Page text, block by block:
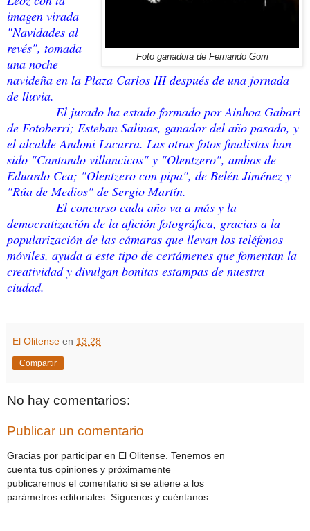
Foto ganadora de Fernando Gorri
imagen virada
"Navidades al
revés", tomada
una noche
navideña en la Plaza Carlos III después de una jornada
de lluvia.
El jurado ha estado formado por Ainhoa Gabari
de Fotoberri; Esteban Salinas, ganador del año pasado, y
el alcalde Andoni Lacarra. Las otras fotos finalistas han
sido "Cantando villancicos" y "Olentzero", ambas de
Eduardo Cea; "Olentzero con pipa", de Belén Jiménez y
"Rúa de Medios" de Sergio Martín.
El concurso cada año va a más y la
democratización de la afición fotográfica, gracias a la
popularización de las cámaras que llevan los teléfonos
móviles, ayuda a este tipo de certámenes que fomentan la
creatividad y divulgan bonitas estampas de nuestra
ciudad.
El Olitense en 13:28
Compartir
No hay comentarios:
Publicar un comentario
Gracias por participar en El Olitense. Tenemos en
cuenta tus opiniones y próximamente
publicaremos el comentario si se atiene a los
parámetros editoriales. Síguenos y cuéntanos.